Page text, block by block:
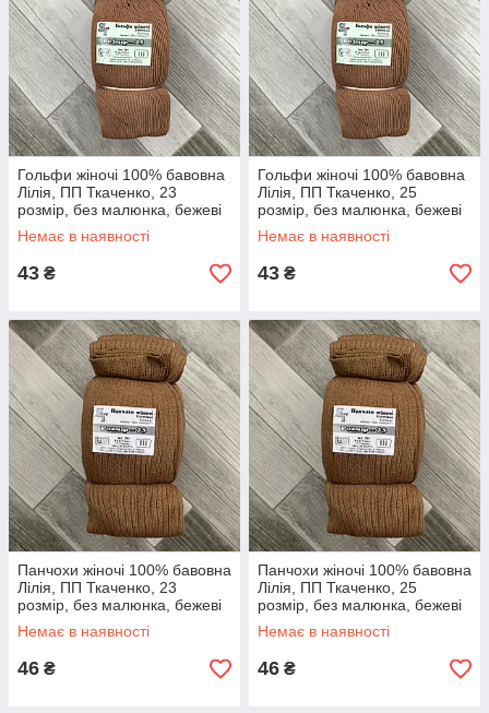
Гольфи жіночі 100% бавовна
Лілія, ПП Ткаченко, 23
розмір, без малюнка, бежеві
Немає в наявності
43 ₴
Гольфи жіночі 100% бавовна
Лілія, ПП Ткаченко, 25
розмір, без малюнка, бежеві
Немає в наявності
43 ₴
Панчохи жіночі 100% бавовна
Лілія, ПП Ткаченко, 23
розмір, без малюнка, бежеві
Немає в наявності
46 ₴
Панчохи жіночі 100% бавовна
Лілія, ПП Ткаченко, 25
розмір, без малюнка, бежеві
Немає в наявності
46 ₴